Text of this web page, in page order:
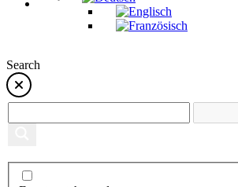
Search